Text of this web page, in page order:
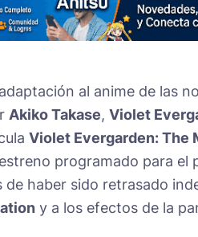
al anime de las
Akiko Takase, Violet
Violet Evergarden: The
programado para el
de haber sido retrasado
y a los efectos de la